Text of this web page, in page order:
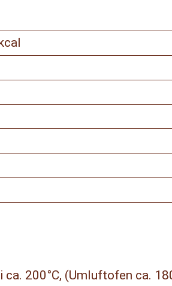
200°C, (Umluftofen ca.